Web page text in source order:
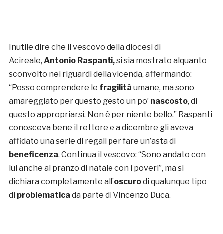
Inutile dire che il vescovo della diocesi di
Acireale, Antonio Raspanti,si sia mostrato alquanto
sconvolto nei riguardi della vicenda, affermando:
“Posso comprendere le fragilità umane, ma sono
amareggiato per questo gesto un po’ nascosto, di
questo appropriarsi. Non è per niente bello.” Raspanti
conosceva bene il rettore e a dicembre gli aveva
affidato una serie di regali per fare un’asta di
beneficenza. Continua il vescovo: “Sono andato con
lui anche al pranzo di natale con i poveri”, ma si
dichiara completamente all’oscurodi qualunque tipo
di problematica da parte di Vincenzo Duca.